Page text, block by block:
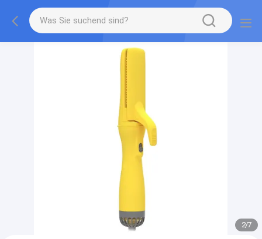
2/7